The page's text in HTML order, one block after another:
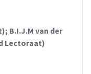
B.I.J.M van der
Lectoraat)